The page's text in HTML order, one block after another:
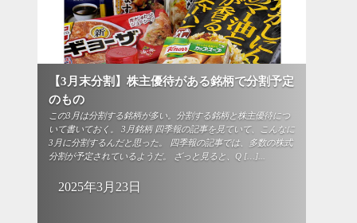
【3月末分割】株主優待がある銘柄で分割予定
のもの
この3月は分割する銘柄が多い。分割する銘柄と株主優待につ
いて書いておく。 3月銘柄 四季報の記事を見ていて、こんなに
3月に分割するんだと思った。 四季報の記事では、多数の株式
分割が予定されているようだ。 ざっと見ると、Q […]...
2025年3月23日